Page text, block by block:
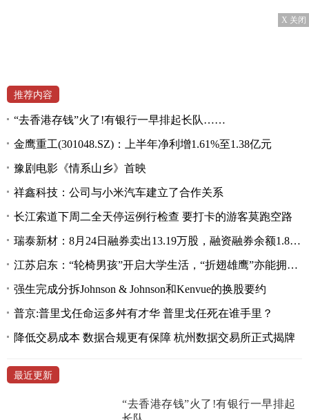
X 关闭
推荐内容
“去香港存钱”火了!有银行一早排起长队……
金鹰重工(301048.SZ)：上半年净利增1.61%至1.38亿元
豫剧电影《情系山乡》首映
祥鑫科技：公司与小米汽车建立了合作关系
长江索道下周二全天停运例行检查 要打卡的游客莫跑空路
瑞泰新材：8月24日融券卖出13.19万股，融资融券余额1.85亿元
江苏启东：“轮椅男孩”开启大学生活，“折翅雄鹰”亦能拥抱蓝天
强生完成分拆Johnson & Johnson和Kenvue的换股要约
普京:普里戈任命运多舛有才华 普里戈任死在谁手里？
降低交易成本 数据合规更有保障 杭州数据交易所正式揭牌
最近更新
“去香港存钱”火了!有银行一早排起